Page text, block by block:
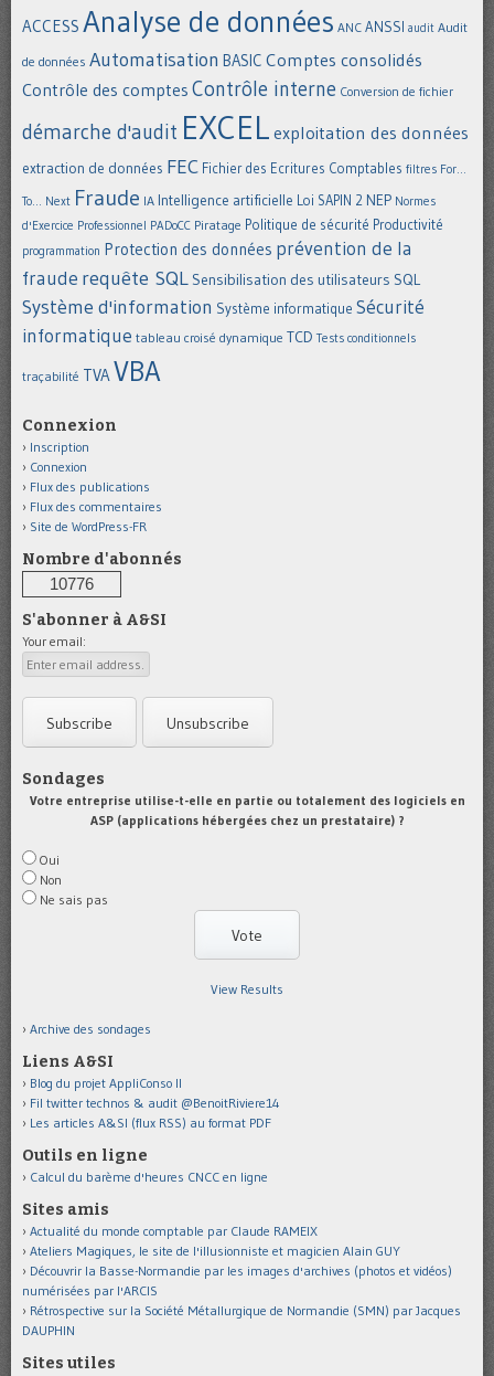
ACCESS Analyse de données ANC ANSSI audit Audit
de données Automatisation BASIC Comptes consolidés
Contrôle des comptes Contrôle interne Conversion de fichier
démarche d'audit EXCEL exploitation des données
extraction de données FEC Fichier des Ecritures Comptables filtres For...
To... Next Fraude IA Intelligence artificielle Loi SAPIN 2 NEP Normes
d'Exercice Professionnel PADoCC Piratage Politique de sécurité Productivité
programmation Protection des données prévention de la
fraude requête SQL Sensibilisation des utilisateurs SQL
Système d'information Système informatique Sécurité
informatique tableau croisé dynamique TCD Tests conditionnels
traçabilité TVAVBA
Connexion
Inscription
Connexion
Flux des publications
Flux des commentaires
Site de WordPress-FR
Nombre d'abonnés
10776
S'abonner à A&SI
Your email:
Sondages
Votre entreprise utilise-t-elle en partie ou totalement des logiciels en
ASP (applications hébergées chez un prestataire) ?
Oui
Non
Ne sais pas
View Results
Archive des sondages
Liens A&SI
Blog du projet AppliConso II
Fil twitter technos & audit @BenoitRiviere14
Les articles A&SI (flux RSS) au format PDF
Outils en ligne
Calcul du barème d'heures CNCC en ligne
Sites amis
Actualité du monde comptable par Claude RAMEIX
Ateliers Magiques, le site de l'illusionniste et magicien Alain GUY
Découvrir la Basse-Normandie par les images d'archives (photos et vidéos)
numérisées par l'ARCIS
Rétrospective sur la Société Métallurgique de Normandie (SMN) par Jacques
DAUPHIN
Sites utiles